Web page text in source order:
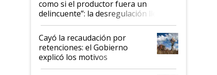
como si el productor fuera un
delincuente”: la desregulación llegó
al Congreso Aapresid y hasta se
habló del financiamiento al IPCVA
Cayó la recaudación por
retenciones: el Gobierno
explicó los motivos